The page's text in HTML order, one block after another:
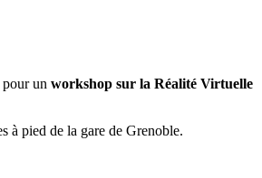
un workshop sur la Réalité Virtuelle
à pied de la gare de Grenoble.